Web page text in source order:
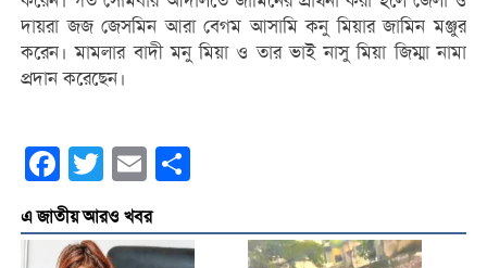
দায়রা জজ জেসমিন আরা বেগম আসামি কনু মিয়ার জামিন মঞ্জুর
করেন। মামলার বাদী মনু মিয়া ও তার ভাই নাসু মিয়া জিম্মা নামা
প্রদান করেছেন।
Facebook
Twitter Email
এ জাতীয় আরও খবর